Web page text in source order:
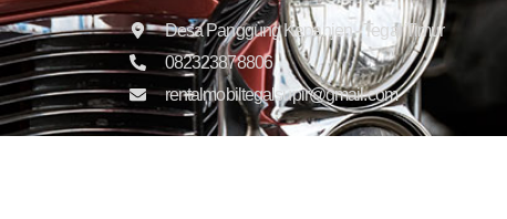
Desa Panggung Kepanjen - Tegal Timur
082323878806
rentalmobiltegalsupir@gmail.com